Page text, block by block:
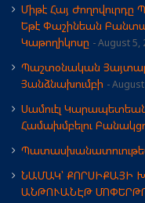
Միթէ Հայ Ժողովուրդը
Եթէ Փաշինեան
Կաթողիկոսը
August 5,
Պաշտօնական
Յանձնախումբի
Սամուէլ
Համախմբելու
ՆԱՄԱԿ՝ ՔՈՐՍԻՔԱՅԻ
ԱՆԹՈՒԱՆԷԹ